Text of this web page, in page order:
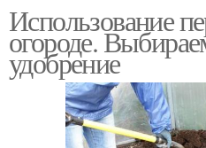
Использование
огороде.
удобрение